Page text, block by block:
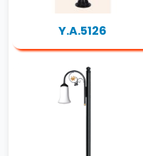
Y.A.5126